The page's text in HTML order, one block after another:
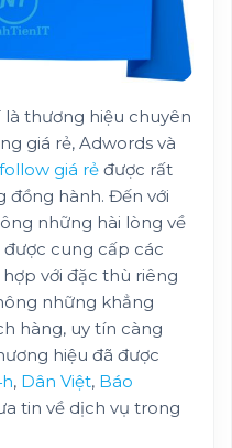
là thương hiệu chuyên
giá rẻ, Adwords và
giá rẻ được rất
đồng hành. Đến với
những hài lòng về
cung cấp các
với đặc thù riêng
những khẳng
hàng, uy tín càng
hiệu đã được
, Dân Việt, Báo
tin về dịch vụ trong